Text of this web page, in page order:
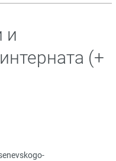
и
(+